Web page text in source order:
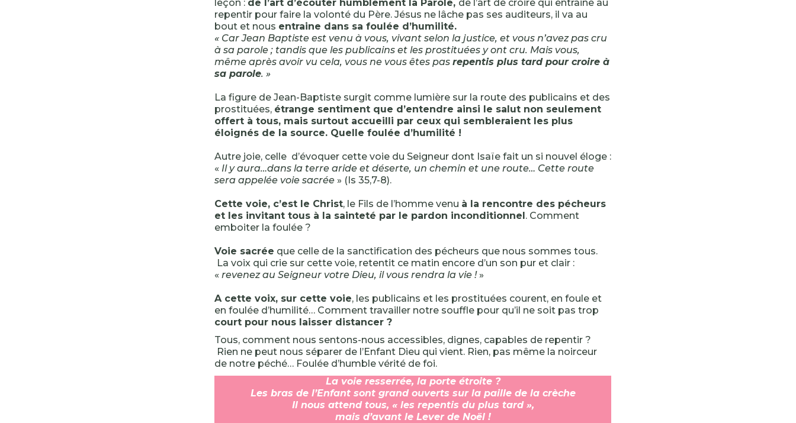
leçon : de l’art d’écouter humblement la Parole, de l’art de croire qui entraine au
repentir pour faire la volonté du Père. Jésus ne lâche pas ses auditeurs, il va au
bout et nous entraine dans sa foulée d’humilité.
« Car Jean Baptiste est venu à vous, vivant selon la justice, et vous n’avez pas cru
à sa parole ; tandis que les publicains et les prostituées y ont cru. Mais vous,
même après avoir vu cela, vous ne vous êtes pas repentis plus tard pour croire à
sa parole. »
La figure de Jean-Baptiste surgit comme lumière sur la route des publicains et des
prostituées, étrange sentiment que d’entendre ainsi le salut non seulement
offert à tous, mais surtout accueilli par ceux qui sembleraient les plus
éloignés de la source. Quelle foulée d’humilité !
Autre joie, celle d’évoquer cette voie du Seigneur dont Isaïe fait un si nouvel éloge :
« Il y aura…dans la terre aride et déserte, un chemin et une route… Cette route
sera appelée voie sacrée » (Is 35,7-8).
Cette voie, c’est le Christ, le Fils de l’homme venu à la rencontre des pécheurs
et les invitant tous à la sainteté par le pardon inconditionnel. Comment
emboiter la foulée ?
Voie sacrée que celle de la sanctification des pécheurs que nous sommes tous.
La voix qui crie sur cette voie, retentit ce matin encore d’un son pur et clair :
« revenez au Seigneur votre Dieu, il vous rendra la vie !»
A cette voix, sur cette voie, les publicains et les prostituées courent, en foule et
en foulée d’humilité… Comment travailler notre souffle pour qu’il ne soit pas trop
court pour nous laisser distancer ?
Tous, comment nous sentons-nous accessibles, dignes, capables de repentir ?
Rien ne peut nous séparer de l’Enfant Dieu qui vient. Rien, pas même la noirceur
de notre péché… Foulée d’humble vérité de foi.
La voie resserrée, la porte étroite ?
Les bras de l’Enfant sont grand ouverts sur la paille de la crèche
Il nous attend tous, « les repentis du plus tard »,
mais d’avant le Lever de Noël !